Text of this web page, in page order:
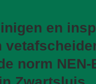
en
norm NEN-